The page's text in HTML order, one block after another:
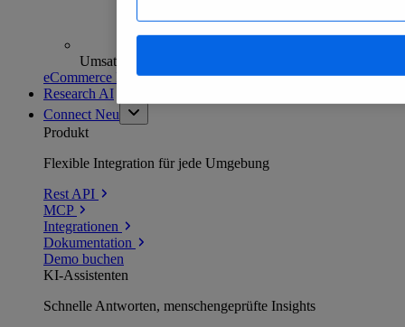
Umsatzanalysen und -prognosen
eCommerce Insights entdecken
Research AI
Connect Neu
Produkt
Flexible Integration für jede Umgebung
Rest API
MCP
Integrationen
Dokumentation
Demo buchen
KI-Assistenten
Schnelle Antworten, menschengeprüfte Insights